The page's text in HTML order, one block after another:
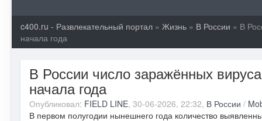
c400.ru - Развлекательный портал» Жизнь» В России » В
начала года
В России число заражённых
начала года
Опубликовал: FIELD LINE, 30-06-2026, 22:32, В России /
В первом полугодии нынешнего года количество